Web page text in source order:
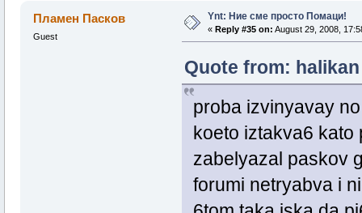
Пламен Пасков
Guest
Ynt: Ние сме просто Помаци!
« Reply #35 on: August 29, 2008,
Quote from:
proba izvinyavay
koeto iztakva6 kato
zabelyazal paskov
forumi netryabva i